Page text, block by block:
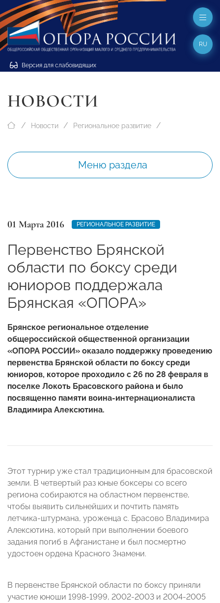
Версия для слабовидящих
RU
НОВОСТИ
Новости Региональное развитие
Меню раздела
01 Марта 2016 РЕГИОНАЛЬНОЕ РАЗВИТИЕ
Первенство Брянской
области по боксу среди
юниоров поддержала
Брянская «ОПОРА»
Брянское региональное отделение
общероссийской общественной организации
«ОПОРА РОССИИ» оказало поддержку проведению
первенства Брянской области по боксу среди
юниоров, которое проходило с 26 по 28 февраля в
поселке Локоть Брасовского района и было
посвященно памяти воина-интернационалиста
Владимира Алексютина.
Этот турнир уже стал традиционным для брасовской
земли. В четвертый раз юные боксеры со всего
региона собираются на областном первенстве,
чтобы выявить сильнейших и почтить память
летчика-штурмана, уроженца с. Брасово Владимира
Алексютина, который при выполнении боевого
задания погиб в Афганистане и был посмертно
удостоен ордена Красного Знамени.
В первенстве Брянской области по боксу приняли
участие юноши 1998-1999, 2002-2003 и 2004-2005